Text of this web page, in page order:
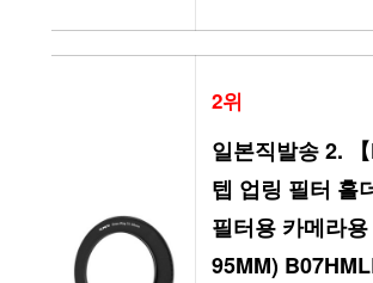
2위
일본직발송 2.
텝 업링 필터 홀
필터용 카메라
95MM)